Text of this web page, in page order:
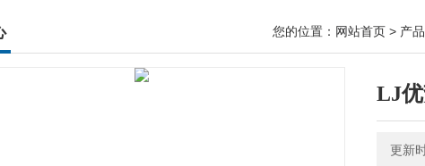
您的位置： 网站首页 > 产
LJ
更新